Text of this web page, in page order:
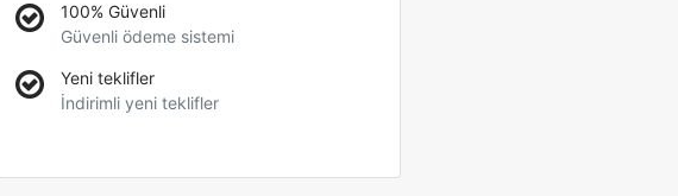
100% Güvenli
Güvenli ödeme sistemi
Yeni teklifler
İndirimli yeni teklifler